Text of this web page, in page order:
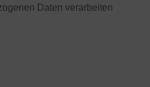
Daten verarbeiten